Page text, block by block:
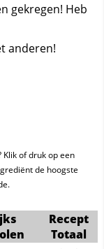
gekregen! Heb
anderen!
of druk op een
de hoogste
Recept
Totaal